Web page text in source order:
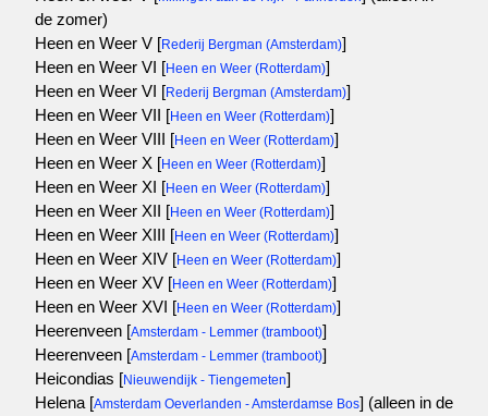
de zomer)
Heen en Weer V [Rederij Bergman (Amsterdam)]
Heen en Weer VI [Heen en Weer (Rotterdam)]
Heen en Weer VI [Rederij Bergman (Amsterdam)]
Heen en Weer VII [Heen en Weer (Rotterdam)]
Heen en Weer VIII [Heen en Weer (Rotterdam)]
Heen en Weer X [Heen en Weer (Rotterdam)]
Heen en Weer XI [Heen en Weer (Rotterdam)]
Heen en Weer XII [Heen en Weer (Rotterdam)]
Heen en Weer XIII [Heen en Weer (Rotterdam)]
Heen en Weer XIV [Heen en Weer (Rotterdam)]
Heen en Weer XV [Heen en Weer (Rotterdam)]
Heen en Weer XVI [Heen en Weer (Rotterdam)]
Heerenveen [Amsterdam - Lemmer (tramboot)]
Heerenveen [Amsterdam - Lemmer (tramboot)]
Heicondias [Nieuwendijk - Tiengemeten]
Helena [Amsterdam Oeverlanden - Amsterdamse Bos] (alleen in de